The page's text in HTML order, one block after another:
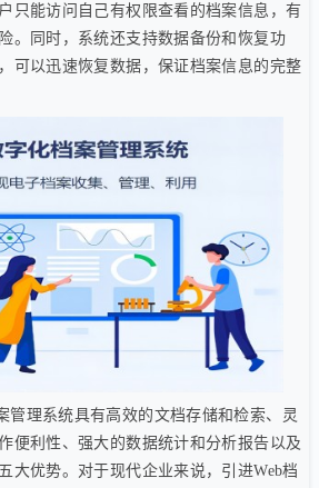
只能访问自己有权限查看的档案信息，有
。同时，系统还支持数据备份和恢复功
可以迅速恢复数据，保证档案信息的完整
管理系统具有高效的文档存储和检索、灵
便利性、强大的数据统计和分析报告以及
大优势。对于现代企业来说，引进Web档